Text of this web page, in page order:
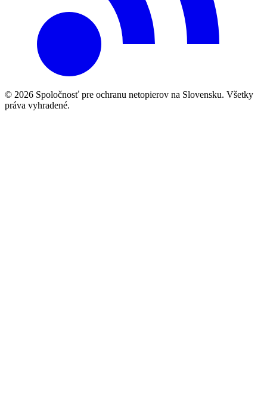
© 2026 Spoločnosť pre ochranu netopierov na Slovensku. Všetky
práva vyhradené.